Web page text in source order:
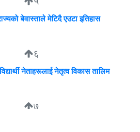
बेवास्ताले मेटिदै एउटा इतिहास
६
नेताहरूलाई नेतृत्व विकास तालिम
७
समान भाषा, उपभोक्ता भने लाइनमै